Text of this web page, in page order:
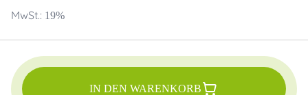
MwSt.: 19%
IN DEN WARENKORB